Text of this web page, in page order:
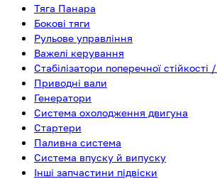
Тяга Панара
Бокові тяги
Рульове управління
Важелі керування
Стабілізатори поперечної стійкості
Приводні вали
Генератори
Система охолодження двигуна
Стартери
Паливна система
Система впуску й випуску
Інші запчастини підвіски